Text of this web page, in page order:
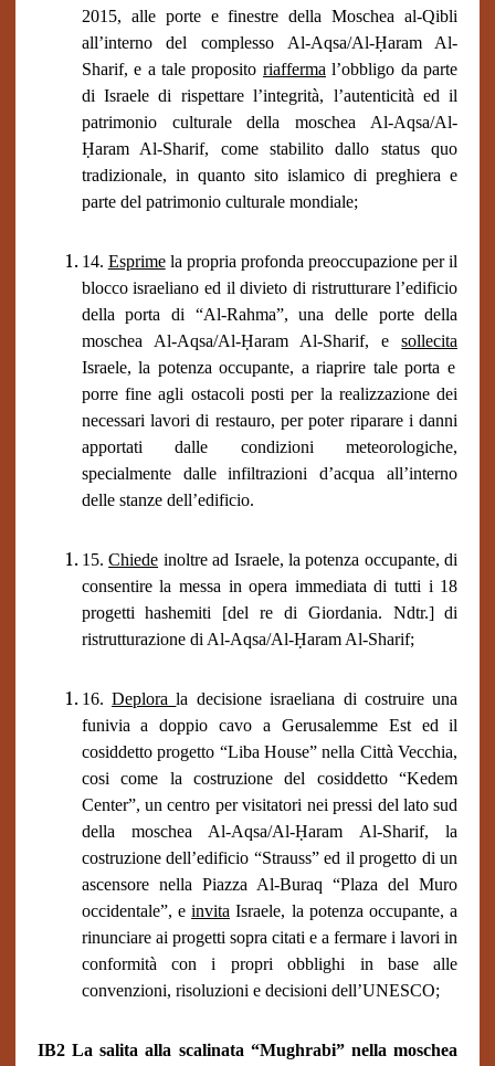
2015, alle porte e finestre della Moschea al-Qibli
all’interno del complesso Al-Aqsa/Al-Ḥaram Al-
Sharif, e a tale proposito riafferma l’obbligo da parte
di Israele di rispettare l’integrità, l’autenticità ed il
patrimonio culturale della moschea Al-Aqsa/Al-
Ḥaram Al-Sharif, come stabilito dallo status quo
tradizionale, in quanto sito islamico di preghiera e
parte del patrimonio culturale mondiale;
14. Esprimela propria profonda preoccupazione per il
blocco israeliano ed il divieto di ristrutturare l’edificio
della porta di “Al-Rahma”, una delle porte della
moschea Al-Aqsa/Al-Ḥaram Al-Sharif, esollecita
Israele, la potenza occupante, a riaprire tale porta e
porre fine agli ostacoli posti per la realizzazione dei
necessari lavori di restauro, per poter riparare i danni
apportati dalle condizioni meteorologiche,
specialmente dalle infiltrazioni d’acqua all’interno
delle stanze dell’edificio.
15.Chiede inoltre ad Israele, la potenza occupante, di
consentire la messa in opera immediata di tutti i 18
progetti hashemiti [del re di Giordania. Ndtr.] di
ristrutturazione di Al-Aqsa/Al-Ḥaram Al-Sharif;
16. Deplorala decisione israeliana di costruire una
funivia a doppio cavo a Gerusalemme Est ed il
cosiddetto progetto “Liba House” nella Città Vecchia,
cosi come la costruzione del cosiddetto “Kedem
Center”, un centro per visitatori nei pressi del lato sud
della moschea Al-Aqsa/Al-Ḥaram Al-Sharif, la
costruzione dell’edificio “Strauss” ed il progetto di un
ascensore nella Piazza Al-Buraq “Plaza del Muro
occidentale”, einvita Israele, la potenza occupante, a
rinunciare ai progetti sopra citati e a fermare i lavori in
conformità con i propri obblighi in base alle
convenzioni, risoluzioni e decisioni dell’UNESCO;
IB2 La salita alla scalinata “Mughrabi” nellamoschea